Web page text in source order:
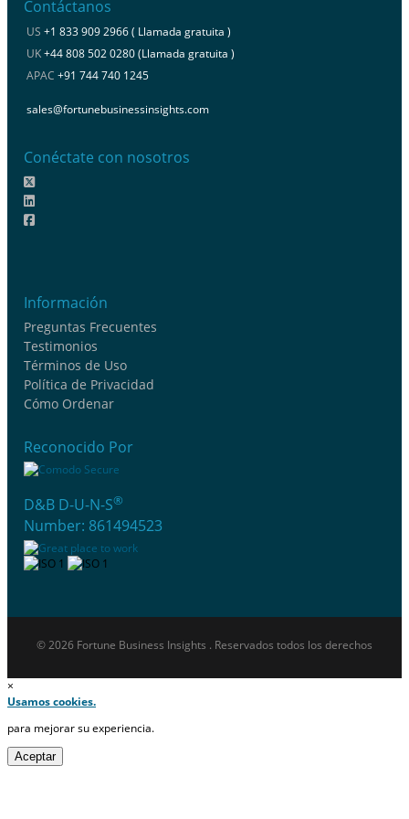
Contáctanos
US +1 833 909 2966 ( Llamada gratuita )
UK+44 808 502 0280 (Llamada gratuita )
APAC +91 744 740 1245
sales@fortunebusinessinsights.com
Conéctate con nosotros
Información
Preguntas Frecuentes
Testimonios
Términos de Uso
Política de Privacidad
Cómo Ordenar
Reconocido Por
D&B D-U-N-S®
Number: 861494523
© 2026 Fortune Business Insights . Reservados todos los derechos
×
Usamos cookies.
para mejorar su experiencia.
Aceptar